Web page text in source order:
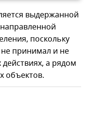
выдержанной
поскольку
принимал и не
а рядом
объектов.